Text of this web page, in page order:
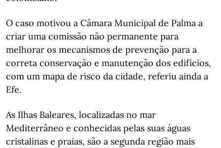
O caso motivou a Câmara Municipal de Palma a
criar uma comissão não permanente para
melhorar os mecanismos de prevenção para a
correta conservação e manutenção dos edifícios,
com um mapa de risco da cidade, referiu ainda a
Efe.
As Ilhas Baleares, localizadas no mar
Mediterrâneo e conhecidas pelas suas águas
cristalinas e praias, são a segunda região mais